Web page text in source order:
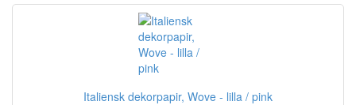
Italiensk dekorpapir, Wove - lilla / pink